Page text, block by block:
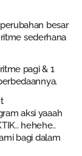
perubahan besar
sederhana
pagi & 1
aksi yaaah
hehehe..
bagi dalam